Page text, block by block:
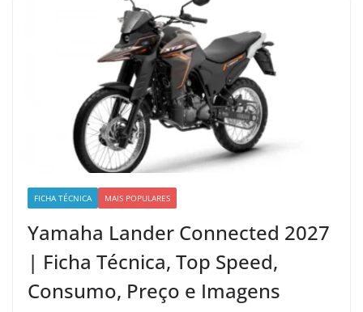
FICHA TÉCNICA MAIS POPULARES
Yamaha Lander Connected 2027
| Ficha Técnica, Top Speed,
Consumo, Preço e Imagens